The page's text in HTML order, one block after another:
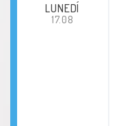
LUNEDÍ
17.08